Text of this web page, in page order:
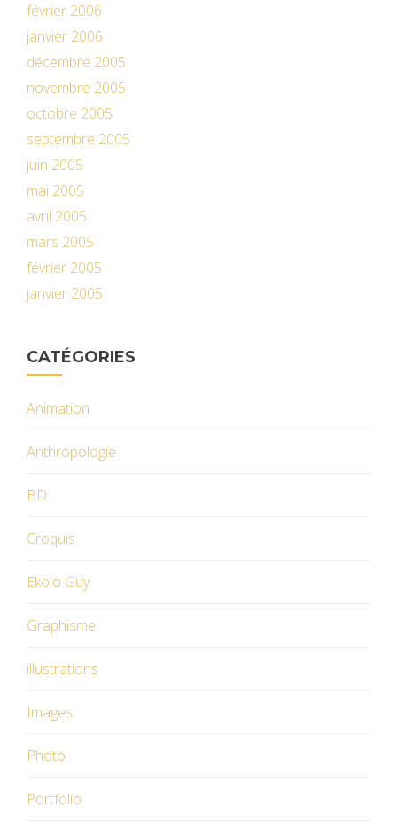
février 2006
janvier 2006
décembre 2005
novembre 2005
octobre 2005
septembre 2005
juin 2005
mai 2005
avril 2005
mars 2005
février 2005
janvier 2005
CATÉGORIES
Animation
Anthropologie
BD
Croquis
Ekolo Guy
Graphisme
illustrations
Images
Photo
Portfolio